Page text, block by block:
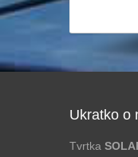
Ukratko o
Tvrtka